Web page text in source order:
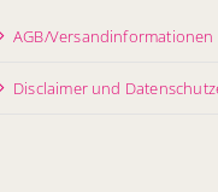
AGB/Versandinformationen
Disclaimer und